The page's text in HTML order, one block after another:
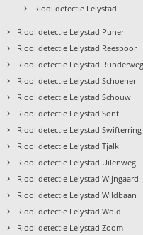
› Riool detectie Lelystad
› Riool detectie Lelystad Puner
› Riool detectie Lelystad Reespoor
› Riool detectie Lelystad Runderweg
› Riool detectie Lelystad Schoener
› Riool detectie Lelystad Schouw
› Riool detectie Lelystad Sont
› Riool detectie Lelystad Swifterring
› Riool detectie Lelystad Tjalk
› Riool detectie Lelystad Uilenweg
› Riool detectie Lelystad Wijngaard
› Riool detectie Lelystad Wildbaan
› Riool detectie Lelystad Wold
› Riool detectie Lelystad Zoom